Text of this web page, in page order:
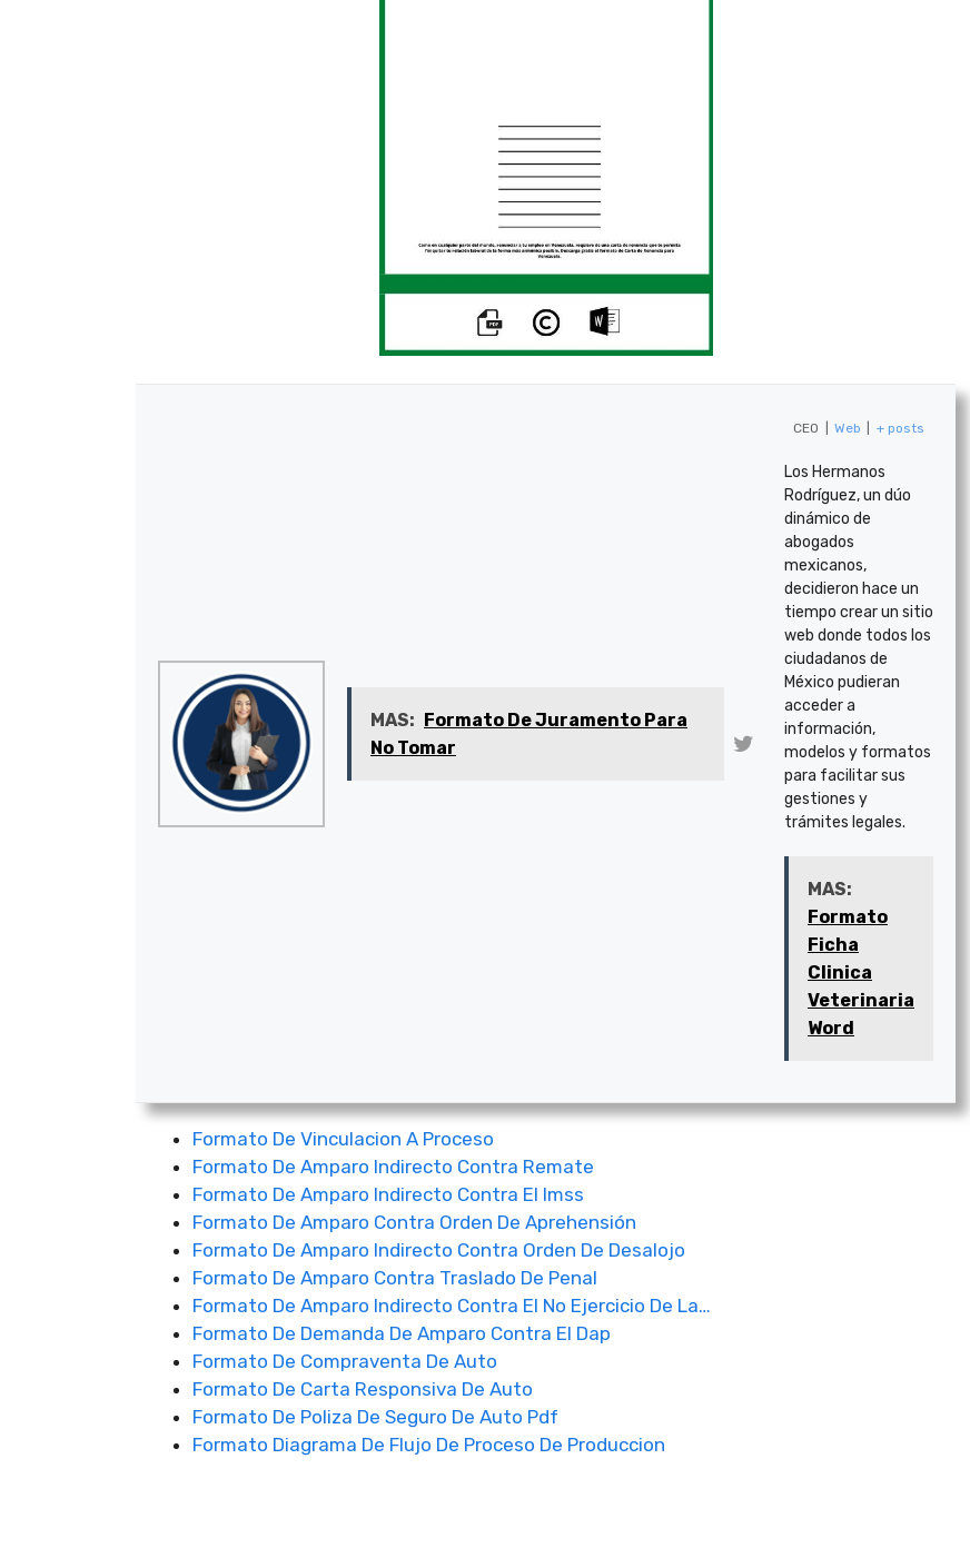
MAS: Formato De Juramento Para
No Tomar
CEO Web + posts
Los Hermanos
Rodríguez, un dúo
dinámico de
abogados
mexicanos,
decidieron hace un
tiempo crear un sitio
web donde todos los
ciudadanos de
México pudieran
acceder a
información,
modelos y formatos
para facilitar sus
gestiones y
trámites legales.
MAS:
Formato
Ficha
Clinica
Veterinaria
Word
Formato De Vinculacion A Proceso
Formato De Amparo Indirecto Contra Remate
Formato De Amparo Indirecto Contra El Imss
Formato De Amparo Contra Orden De Aprehensión
Formato De Amparo Indirecto Contra Orden De Desalojo
Formato De Amparo Contra Traslado De Penal
Formato De Amparo Indirecto Contra El No Ejercicio De La…
Formato De Demanda De Amparo Contra El Dap
Formato De Compraventa De Auto
Formato De Carta Responsiva De Auto
Formato De Poliza De Seguro De Auto Pdf
Formato Diagrama De Flujo De Proceso De Produccion